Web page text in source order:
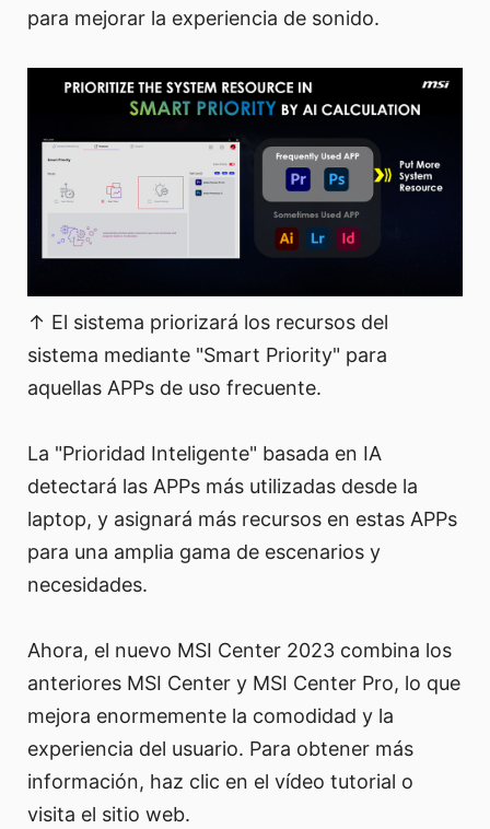
para mejorar la experiencia de sonido.
↑ El sistema priorizará los recursos del
sistema mediante "Smart Priority" para
aquellas APPs de uso frecuente.
La "Prioridad Inteligente" basada en IA
detectará las APPs más utilizadas desde la
laptop, y asignará más recursos en estas APPs
para una amplia gama de escenarios y
necesidades.
Ahora, el nuevo MSI Center 2023 combina los
anteriores MSI Center y MSI Center Pro, lo que
mejora enormemente la comodidad y la
experiencia del usuario. Para obtener más
información, haz clic en el vídeo tutorial o
visita el sitio web.